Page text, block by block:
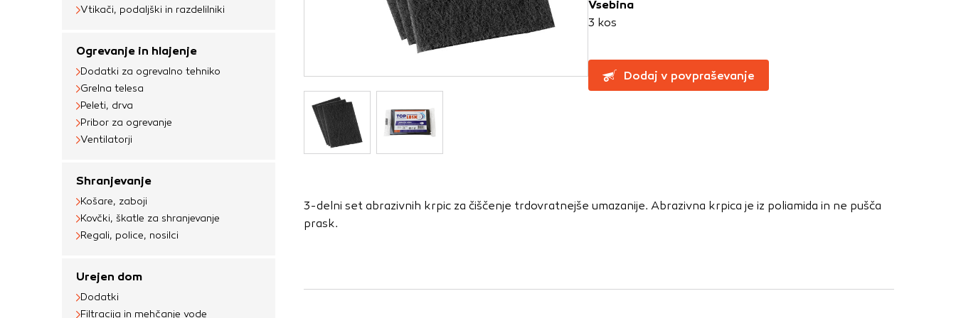
Vtikači, podaljški in razdelilniki
Ogrevanje in hlajenje
Dodatki za ogrevalno tehniko
Grelna telesa
Peleti, drva
Pribor za ogrevanje
Ventilatorji
Shranjevanje
Košare, zaboji
Kovčki, škatle za shranjevanje
Regali, police, nosilci
Urejen dom
Dodatki
Filtracija in mehčanje vode
Vsebina
3 kos
Dodaj v povpraševanje
3-delni set abrazivnih krpic za čiščenje trdovratnejše umazanije. Abrazivna krpica je iz poliamida in ne pušča
prask.
Obvezni piškotki
Ti piškotki so nujni za delovanje spletnega mesta, zato jih v naših sistemih ni mogoče izklopiti.
Običajno so nastavljeni samo kot odziv na vaša dejanja, ki vodijo do storitvenih zahtev, na primer
nastavitev zasebnosti, prijava ali izpolnjevanje obrazcev. Na voljo imate nastavitev, da brskalnik
blokira te piškotke ali vas opozori na njih. V tem primeru nekateri deli spletnega mesta ne bodo
Piškotki za učinkovitost delovanja
priljubljena, in opazujemo, kako se obiskovalci pomikajo po spletnem mestu. Podatki, ki jih piškotki
zbirajo, so združeni in anonimni. Če uporabo teh piškotkov zavrnete, ne bomo vedeli, kdaj ste